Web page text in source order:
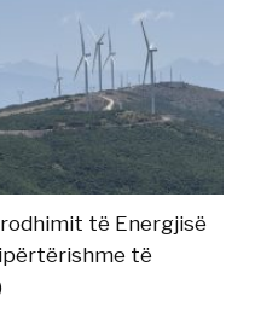
të Energjisë
të